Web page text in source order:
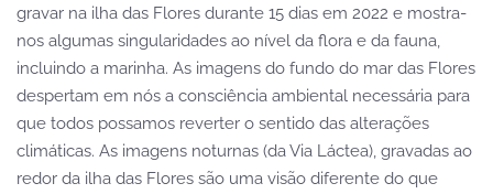
gravar na ilha das Flores durante 15 dias em 2022 e mostra-
nos algumas singularidades ao nível da flora e da fauna,
incluindo a marinha. As imagens do fundo do mar das Flores
despertam em nós a consciência ambiental necessária para
que todos possamos reverter o sentido das alterações
climáticas. As imagens noturnas (da Via Láctea), gravadas ao
redor da ilha das Flores são uma visão diferente do que